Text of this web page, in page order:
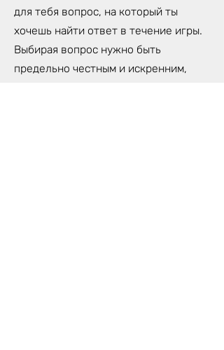
для тебя вопрос, на который ты
хочешь найти ответ в течение игры.
Выбирая вопрос нужно быть
предельно честным и искренним,